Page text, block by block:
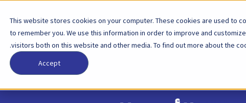
This website stores cookies on your computer. These cookies are used to
to remember you. We use this information in order to improve and
visitors both on this website and other media. To find out more about the
Accept
الشركاء الأسعار الشركة